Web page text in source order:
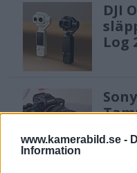
www.kamerabild.se -
Information
DJI
Log